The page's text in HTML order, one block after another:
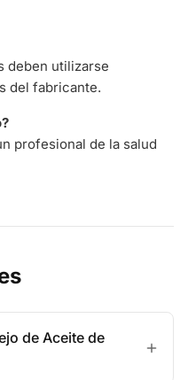
deben utilizarse
del fabricante.
profesional de la salud
de Aceite de